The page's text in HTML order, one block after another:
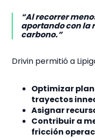
“Al recorrer
aportando con la
carbono.”
Drivin permitió a
Optimizar
trayectos
Asignar
Contribuir a
fricción